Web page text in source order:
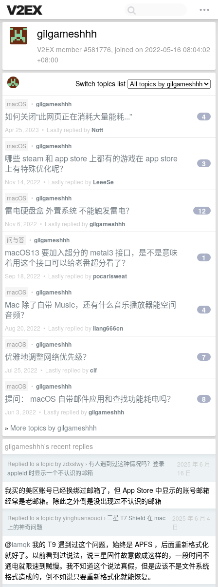
gilgameshhh
V2EX member #581776, joined on 2022-05-16 08:04:02
+08:00
Switch topics list
macOS • gilgameshhh
如何关闭“此网页正在消耗大量能耗...”
Apr 25, 2023 • Lastly replied byNott
4
macOS • gilgameshhh
哪些 steam 和 app store 上都有的游戏在 app store
上有特殊优化呢？
Nov 14, 2022 • Lastly replied by LeeeSe
3
macOS • gilgameshhh
雷电硬盘盒 外置系统 不能触发雷电？
Nov 6, 2022 • Lastly replied bygilgameshhh
12
问与答 • gilgameshhh
macOS13 要加入超分的 metal3 接口，是不是意味
着用这个接口可以给老番超分看了？
Sep 18, 2022 • Lastly replied bypocarisweat
1
macOS • gilgameshhh
Mac 除了自带 Music，还有什么音乐播放器能空间
音频？
Aug 20, 2022 • Lastly replied byliang666cn
4
macOS • gilgameshhh
优雅地调整网络优先级？
Jul 25, 2022 • Lastly replied byclf
7
macOS • gilgameshhh
提问： macOS 自带邮件应用和查找功能耗电吗？
Jun 3, 2022 • Lastly replied bygilgameshhh
8
» More topics by gilgameshhh
gilgameshhh's recent replies
Replied to a topic by zdxslwy › 有人遇到过这种情况吗？登录
appleid 时显示一个不认识的邮箱
2025 年 6 月
16 日
我买的美区账号已经换绑过邮箱了，但 App Store 中显示的账号邮箱
经常是老邮箱。除此之外倒是没出现过不认识的邮箱
Replied to a topic by yinghuansouqi › 三星 T7 Shield 在 mac
上的神奇问题
2025 年 6 月 4
日
@iamqk 我的 T9 遇到过这个问题，始终是 APFS ，后面重新格式化
就好了。以前看到过说法，说三星固件故意做成这样的，一段时间不
通电就限速到贼慢。我不知道这个说法真假，但是应该不是文件系统
格式造成的，倒不如说只要重新格式化就能恢复。